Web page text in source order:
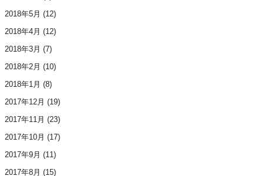
2018年5月 (12)
2018年4月 (12)
2018年3月 (7)
2018年2月 (10)
2018年1月 (8)
2017年12月 (19)
2017年11月 (23)
2017年10月 (17)
2017年9月 (11)
2017年8月 (15)